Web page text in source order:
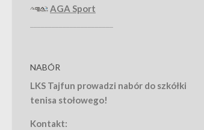
AGA Sport
NABÓR
LKS Tajfun prowadzi nabór do szkółki
tenisa stołowego!
Kontakt: